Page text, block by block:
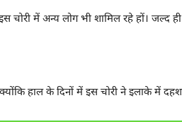
में अन्य लोग भी शामिल रहे हों। जल्द ही
हाल के दिनों में इस चोरी ने इलाके में